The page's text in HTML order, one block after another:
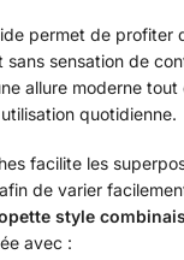
permet de profiter
sans sensation de
allure moderne tout
quotidienne.
facilite les
de varier
style
avec :